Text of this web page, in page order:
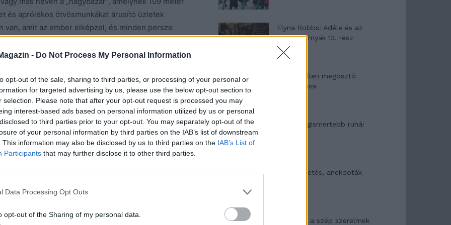
- Do Not Process My Personal Information
opt-out of the sale, sharing to third parties, or processing of your personal or
for targeted advertising by us, please use the below opt-out section to
selection. Please note that after your opt-out request is processed you may
interest-based ads based on personal information utilized by us or personal
to third parties prior to your opt-out. You may separately opt-out of the
of your personal information by third parties on the IAB’s list of downstream
This information may also be disclosed by us to third parties on the IAB’s List of
Participants that may further disclose it to other third parties.
Data Processing Opt Outs
opt-out of the Sharing of my personal data.
és aprólékos ötvösmunkákat árusító üzletek
van, amit az ember elképzel, és minden persze
egy helyen ritkán találkozik az ember, de nem
(eredeti) Louis Vuitton napszemüveget kapni
a látogatót, nem beszélve a várost
nem egyenlő a múlttal. A város sokat szenvedett
Néphadsereg, később a Bosznia-
hadműveletet. Az ostrom háromszor tovább
évvel tovább, mint Leningrád ostroma egyben ez
hadviselés történetében.
ember, köztük 5434 civil vesztette életét. Az
szerb katonai áldozatok száma 2241 volt.
a városban és környékén összesen 525 980
Elyna Robbs: Adéle és az
örökölt árnyak 13. rész
Woody Allen megosztó
zsenialitása
A világ legismertebb ruhái
Nyár, nevetés, anekdoták
Panna és a szép szerelmek